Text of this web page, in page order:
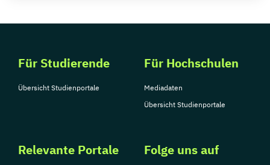
Für Studierende
Übersicht Studienportale
Für Hochschulen
Mediadaten
Übersicht Studienportale
Relevante Portale Folge uns auf